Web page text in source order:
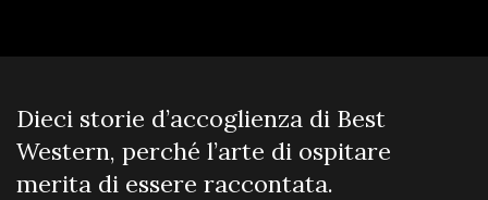
Dieci storie d’accoglienza di Best
Western, perché l’arte di ospitare
merita di essere raccontata.